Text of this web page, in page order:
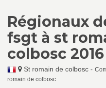
Régionaux
fsgt à st
colbosc 2016
St romain de colbosc -
romain de colbosc